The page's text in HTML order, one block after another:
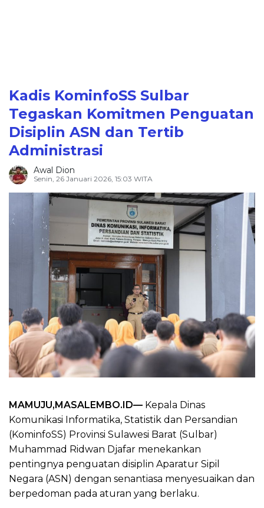
Kadis KominfoSS Sulbar
Tegaskan Komitmen Penguatan
Disiplin ASN dan Tertib
Administrasi
Awal Dion
Senin, 26 Januari 2026, 15:03 WITA
MAMUJU,MASALEMBO.ID— Kepala Dinas
Komunikasi Informatika, Statistik dan Persandian
(KominfoSS) Provinsi Sulawesi Barat (Sulbar)
Muhammad Ridwan Djafar menekankan
pentingnya penguatan disiplin Aparatur Sipil
Negara (ASN) dengan senantiasa menyesuaikan dan
berpedoman pada aturan yang berlaku.